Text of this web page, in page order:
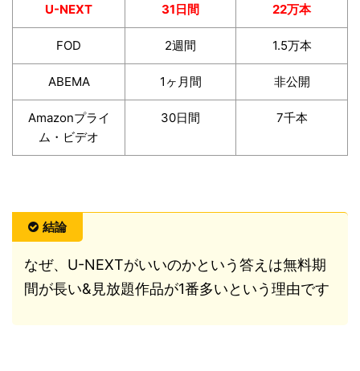
U-NEXT 31日間 22万本
FOD 2週間 1.5万本
ABEMA 1ヶ月間 非公開
Amazonプライ
ム・ビデオ
30日間 7千本
結論
なぜ、U-NEXTがいいのかという答えは無料期
間が長い&見放題作品が1番多いという理由です